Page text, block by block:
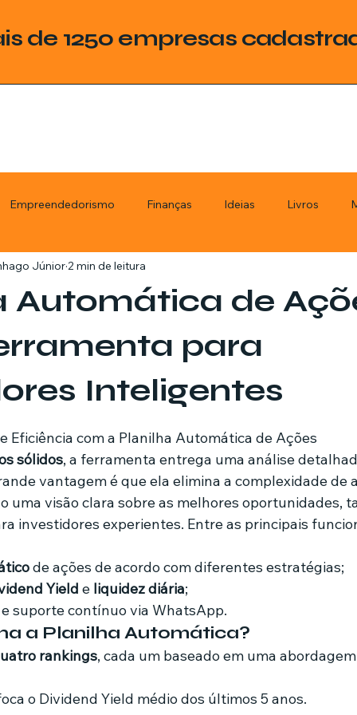
de 1250 empresas
Empreendedorismo Finanças Ideias Livros
Tecnologia
e séries Noticias em alta Família Casa de leilões
Automática de
para
Inteligentes
Júnior 2 min de leitura
Eficiência com a Planilha Automática de Ações
sólidos, a ferramenta entrega uma análise
vantagem é que ela elimina a complexidade de
uma visão clara sobre as melhores oportunidades,
investidores experientes. Entre as principais
de ações de acordo com diferentes estratégias;
Yield e liquidez diária;
suporte contínuo via WhatsApp.
a Planilha Automática?
rankings, cada um baseado em uma
o Dividend Yield médio dos últimos 5 anos.